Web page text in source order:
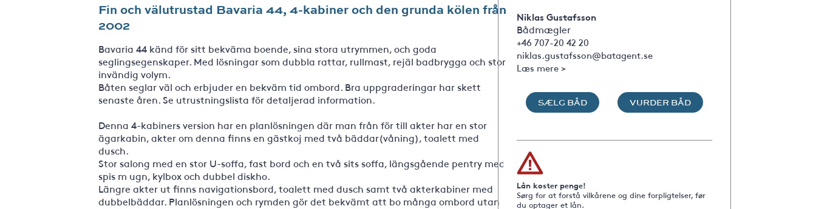
Fin och välutrustad Bavaria 44, 4-kabiner och den grunda kölen från
2002
Bavaria 44 känd för sitt bekväma boende, sina stora utrymmen, och goda
seglingsegenskaper. Med lösningar som dubbla rattar, rullmast, rejäl badbrygga och stor
invändig volym.
Båten seglar väl och erbjuder en bekväm tid ombord. Bra uppgraderingar har skett
senaste åren. Se utrustningslista för detaljerad information.
Denna 4-kabiners version har en planlösningen där man från för till akter har en stor
ägarkabin, akter om denna finns en gästkoj med två bäddar(våning), toalett med
dusch.
Stor salong med en stor U-soffa, fast bord och en två sits soffa, längsgående pentry med
spis m ugn, kylbox och dubbel diskho.
Längre akter ut finns navigationsbord, toalett med dusch samt två akterkabiner med
dubbelbäddar. Planlösningen och rymden gör det bekvämt att bo många ombord utan
Niklas Gustafsson
Bådmægler
+46 707-20 42 20
niklas.gustafsson@batagent.se
Læs mere >
SÆLG BÅD VURDER BÅD
Lån koster penge!
Sørg for at forstå vilkårene og dine forpligtelser, før
du optager et lån.